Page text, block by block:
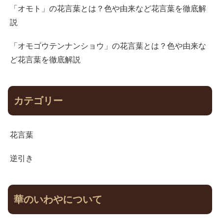
「オモト」の花言葉とは？色や由来など花言葉を徹底解
説
「オモゴウテンナンショウ」の花言葉とは？色や由来な
ど花言葉を徹底解説
カテゴリー
花言葉
逆引き
華のいわやについて